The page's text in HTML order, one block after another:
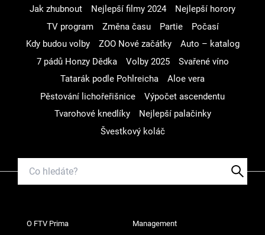
Jak zhubnout Nejlepší filmy 2024
Nejlepší horory
TV program
Změna času Partie
Počasí
Kdy budou volby
ZOO Nové začátky
Auto – katalog
7 pádů Honzy Dědka
Volby 2025
Svařené víno
Tatarák podle Pohlreicha
Aloe vera
Pěstování lichořeřišnice
Výpočet ascendentu
Tvarohové knedlíky
Nejlepší palačinky
Švestkový koláč
O FTV Prima Management